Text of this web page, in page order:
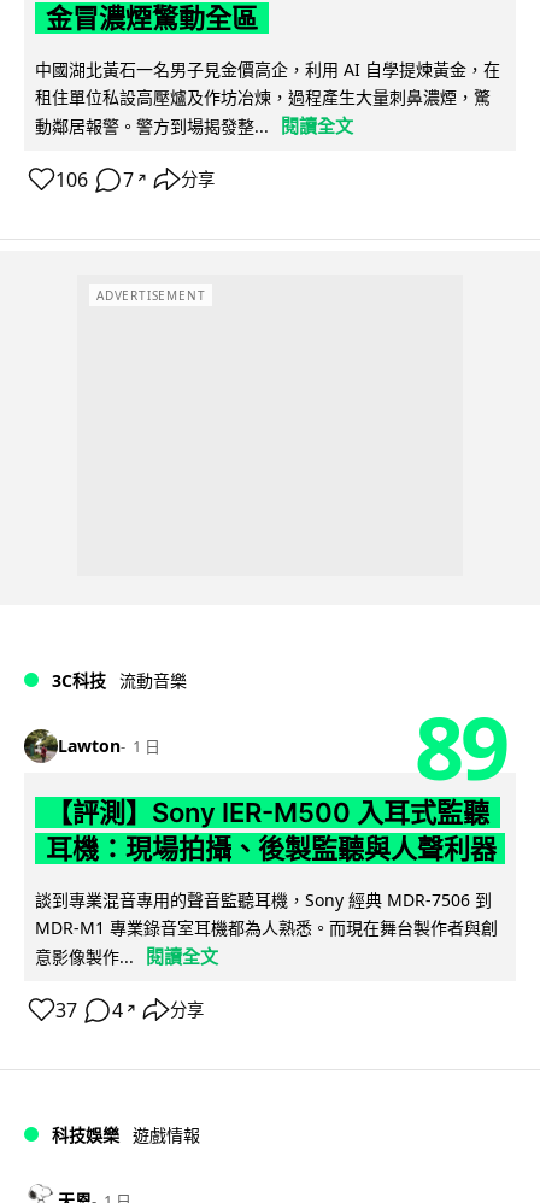
金冒濃煙驚動全區
中國湖北黃石一名男子見金價高企，利用 AI 自學提煉黃金，在
租住單位私設高壓爐及作坊冶煉，過程產生大量刺鼻濃煙，驚
動鄰居報警。警方到場揭發整...
閱讀全文
106 7 ↗ 分享
ADVERTISEMENT
3C科技 流動音樂
Lawton 1 日 89
【評測】Sony IER-M500 入耳式監聽
耳機：現場拍攝、後製監聽與人聲利器
談到專業混音專用的聲音監聽耳機，Sony 經典 MDR-7506 到
MDR-M1 專業錄音室耳機都為人熟悉。而現在舞台製作者與創
意影像製作...
閱讀全文
37 4 ↗ 分享
科技娛樂 遊戲情報